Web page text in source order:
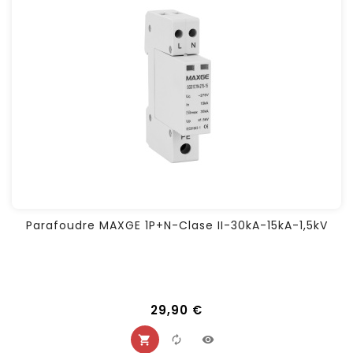
Parafoudre MAXGE 1P+N-Clase II-30kA-15kA-1,5kV
29,90 €